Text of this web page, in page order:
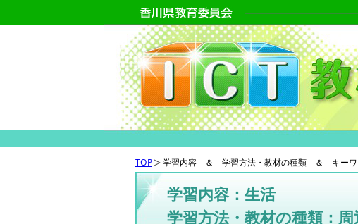
TOP 学習内容 ＆ 学習方法・教材の種類 ＆ キーワ
学習内容：生活
学習方法・教材の種類：